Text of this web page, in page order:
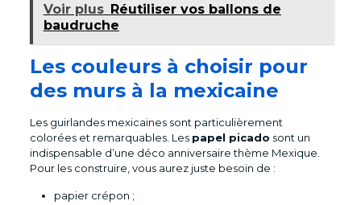
Voir plus Réutiliser vos ballons de
baudruche
Les couleurs à choisir pour
des murs à la mexicaine
Les guirlandes mexicaines sont particulièrement
colorées et remarquables. Les papel picado sont un
indispensable d’une déco anniversaire thème Mexique.
Pour les construire, vous aurez juste besoin de :
papier crépon ;